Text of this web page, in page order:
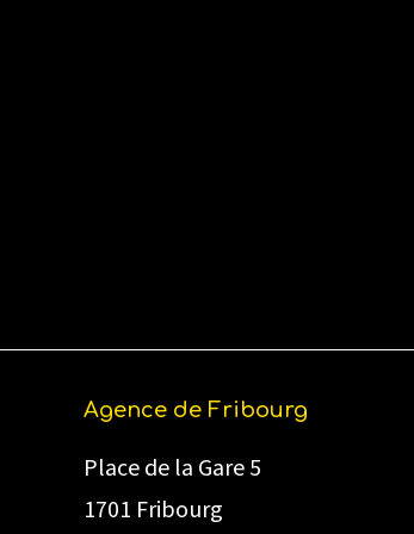
Agence de Fribourg
Place de la Gare 5
1701 Fribourg